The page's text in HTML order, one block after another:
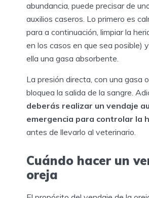
abundancia, puede precisar de
auxilios caseros. Lo primero es
para a continuación, limpiar la
en los casos en que sea posible)
ella una gasa absorbente.
La presión directa, con una gasa
bloquea la salida de la sangre.
deberás realizar un vendaje
emergencia para controlar la
antes de llevarlo al veterinario.
Cuándo hacer un
oreja